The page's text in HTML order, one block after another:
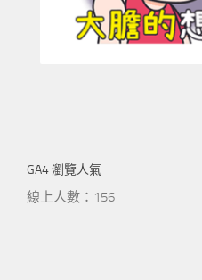
GA4 瀏覽人氣
線上人數：156